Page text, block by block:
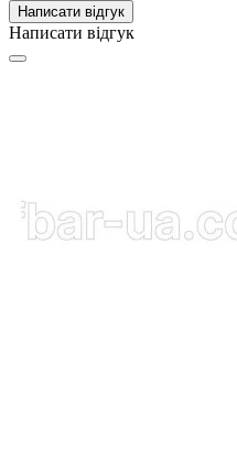
Написати відгук
Написати відгук